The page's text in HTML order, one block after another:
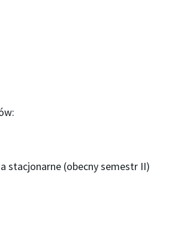
stacjonarne (obecny semestr II)